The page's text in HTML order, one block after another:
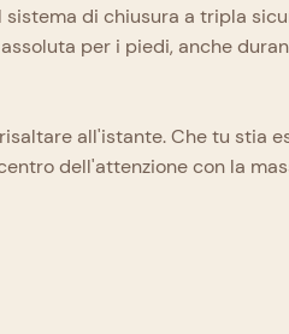
di chiusura a tripla
per i piedi, anche
all'istante. Che tu stia
dell'attenzione con la